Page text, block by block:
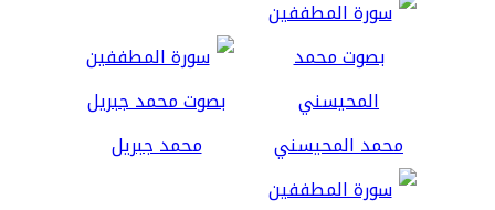
محمد المحيسني محمد جبريل